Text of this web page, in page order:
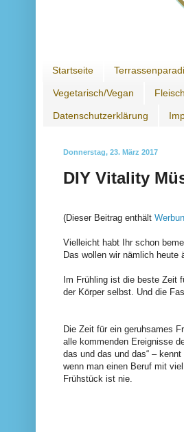
Startseite
Vegetarisch/Vegan
Datenschutzerklärung
Donnerstag, 23. März 2017
DIY Vitality
(Dieser Beitrag enthält
Vielleicht habt Ihr schon
Das wollen wir nämlich heute
Im Frühling ist die beste Zeit
der Körper selbst. Und die
Die Zeit für ein geruhsames
alle kommenden Ereignisse
das und das und das“ –
wenn man einen Beruf mit
Frühstück ist nie.